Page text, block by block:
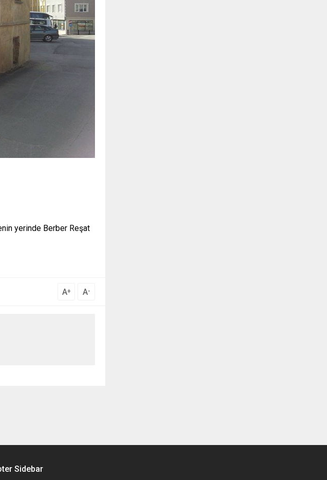
yerinde Berber Reşat
A+ A-
Sidebar